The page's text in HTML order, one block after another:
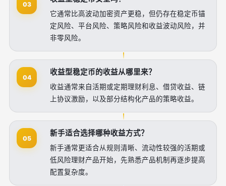
03
它通常比高波动加密资产更稳，但仍存在稳定币锚
定风险、平台风险、策略风险和收益波动风险，并
非零风险。
04
收益型稳定币的收益从哪里来？
收益通常来自活期或定期理财利息、借贷收益、链
上协议激励，以及部分结构化产品的策略收益。
05
新手适合选择哪种收益方式？
新手通常更适合从规则清晰、流动性较强的活期或
低风险理财产品开始，先熟悉产品机制再逐步提高
配置复杂度。